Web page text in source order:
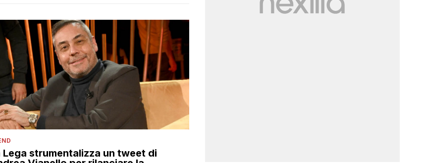
Lega strumentalizza un tweet di